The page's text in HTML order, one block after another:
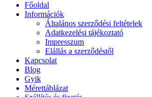
Főoldal
Információk
Általános szerződési feltételek
Adatkezelési tájékoztató
Impresszum
Elállás a szerződéstől
Kapcsolat
Blog
Gyik
Mérettáblázat